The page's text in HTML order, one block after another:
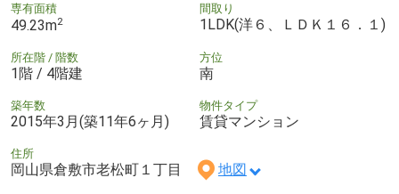
専有面積
49.23m2
間取り
1LDK(洋６、ＬＤＫ１６．１)
所在階 / 階数
1階 / 4階建
方位
南
築年数
2015年3月(築11年6ヶ月)
物件タイプ
賃貸マンション
住所
岡山県倉敷市老松町１丁目 地図